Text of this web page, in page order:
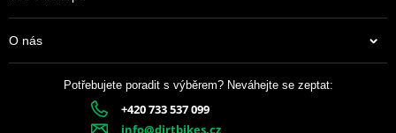
O nás
Potřebujete poradit s výběrem? Neváhejte se zeptat:
+420 733 537 099
info@dirtbikes.cz